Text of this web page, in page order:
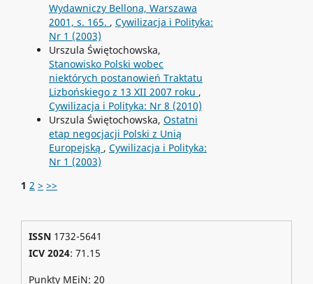
Wydawniczy Bellona, Warszawa
2001, s. 165. , Cywilizacja i Polityka:
Nr 1 (2003)
Urszula Świętochowska,
Stanowisko Polski wobec
niektórych postanowień Traktatu
Lizbońskiego z 13 XII 2007 roku ,
Cywilizacja i Polityka: Nr 8 (2010)
Urszula Świętochowska, Ostatni
etap negocjacji Polski z Unią
Europejską , Cywilizacja i Polityka:
Nr 1 (2003)
1 2 > >>
ISSN1732-5641
ICV 2024: 71.15
Punkty MEiN: 20